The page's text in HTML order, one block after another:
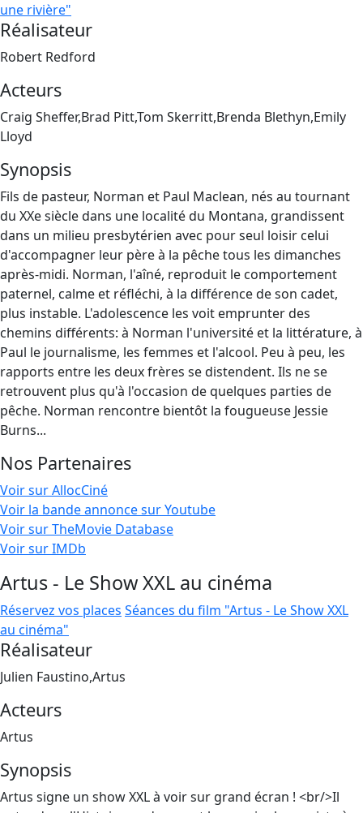
une rivière"
Réalisateur
Robert Redford
Acteurs
Craig Sheffer,Brad Pitt,Tom Skerritt,Brenda Blethyn,Emily
Lloyd
Synopsis
Fils de pasteur, Norman et Paul Maclean, nés au tournant
du XXe siècle dans une localité du Montana, grandissent
dans un milieu presbytérien avec pour seul loisir celui
d'accompagner leur père à la pêche tous les dimanches
après-midi. Norman, l'aîné, reproduit le comportement
paternel, calme et réfléchi, à la différence de son cadet,
plus instable. L'adolescence les voit emprunter des
chemins différents: à Norman l'université et la littérature, à
Paul le journalisme, les femmes et l'alcool. Peu à peu, les
rapports entre les deux frères se distendent. Ils ne se
retrouvent plus qu'à l'occasion de quelques parties de
pêche. Norman rencontre bientôt la fougueuse Jessie
Burns...
Nos Partenaires
Voir sur AllocCiné
Voir la bande annonce sur Youtube
Voir sur TheMovie Database
Voir sur IMDb
Artus - Le Show XXL au cinéma
Réservez vos places Séances du film "Artus - Le Show XXL
au cinéma"
Réalisateur
Julien Faustino,Artus
Acteurs
Artus
Synopsis
Artus signe un show XXL à voir sur grand écran ! <br/>Il